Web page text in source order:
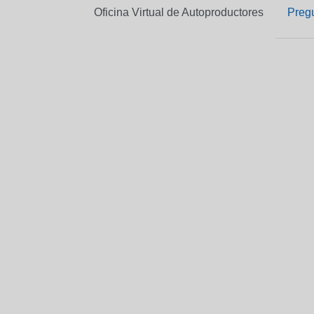
Oficina Virtual de Autoproductores